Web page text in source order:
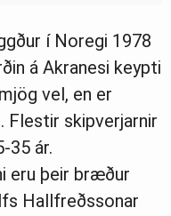
í Noregi 1978
á Akranesi keypti
vel, en er
Flestir skipverjarnir
35 ár.
eru þeir bræður
Hallfreðssonar